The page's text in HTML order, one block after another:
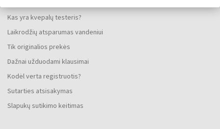
Kas yra kvepalų testeris?
Laikrodžių atsparumas vandeniui
Tik originalios prekės
Dažnai užduodami klausimai
Kodėl verta registruotis?
Sutarties atsisakymas
Slapukų sutikimo keitimas